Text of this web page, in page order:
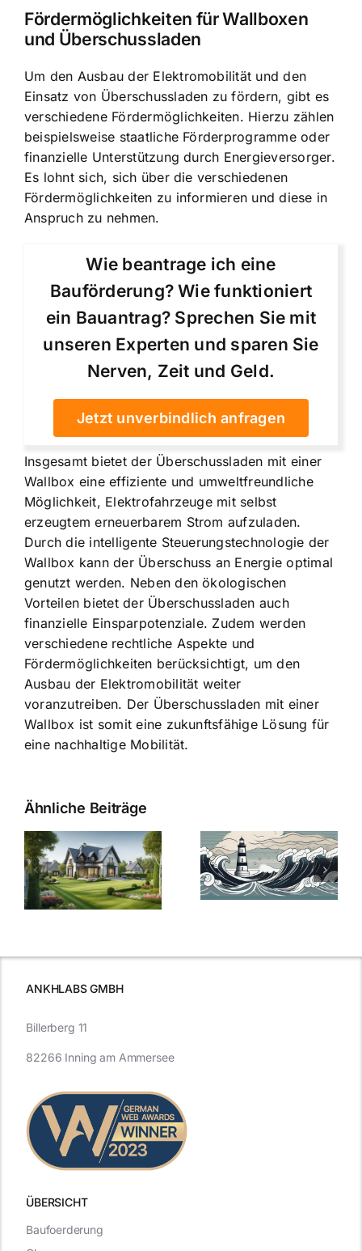
Fördermöglichkeiten für Wallboxen
und Überschussladen
Um den Ausbau der Elektromobilität und den
Einsatz von Überschussladen zu fördern, gibt es
verschiedene Fördermöglichkeiten. Hierzu zählen
beispielsweise staatliche Förderprogramme oder
finanzielle Unterstützung durch Energieversorger.
Es lohnt sich, sich über die verschiedenen
Fördermöglichkeiten zu informieren und diese in
Anspruch zu nehmen.
Wie beantrage ich eine
Bauförderung? Wie funktioniert
ein Bauantrag? Sprechen Sie mit
unseren Experten und sparen Sie
Nerven, Zeit und Geld.
Jetzt unverbindlich anfragen
Insgesamt bietet der Überschussladen mit einer
Wallbox eine effiziente und umweltfreundliche
Möglichkeit, Elektrofahrzeuge mit selbst
erzeugtem erneuerbarem Strom aufzuladen.
Durch die intelligente Steuerungstechnologie der
Wallbox kann der Überschuss an Energie optimal
genutzt werden. Neben den ökologischen
Vorteilen bietet der Überschussladen auch
finanzielle Einsparpotenziale. Zudem werden
verschiedene rechtliche Aspekte und
Fördermöglichkeiten berücksichtigt, um den
Ausbau der Elektromobilität weiter
voranzutreiben. Der Überschussladen mit einer
Wallbox ist somit eine zukunftsfähige Lösung für
eine nachhaltige Mobilität.
Ähnliche Beiträge
Bauzinsen im
Sturm: Die
aktuelle
Entwicklung
Die Evolution
der
Bauzinsen: Ein
Blick in die
ANKHLABS GMBH
ÜBERSICHT
Billerberg 11
82266 Inning am Ammersee
Baufoerderung